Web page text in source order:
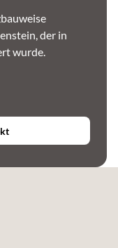
der in
wurde.